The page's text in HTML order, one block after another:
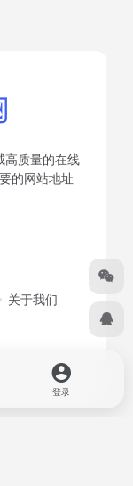
高质量的在线
的网站地址
关于我们
登录